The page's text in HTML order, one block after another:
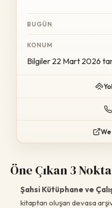
BUGÜN
KONUM
Bilgiler 22 Mart 2026
Öne Çıkan 3 Nokta
Şahsi Kütüphane ve
kitaptan oluşan devasa